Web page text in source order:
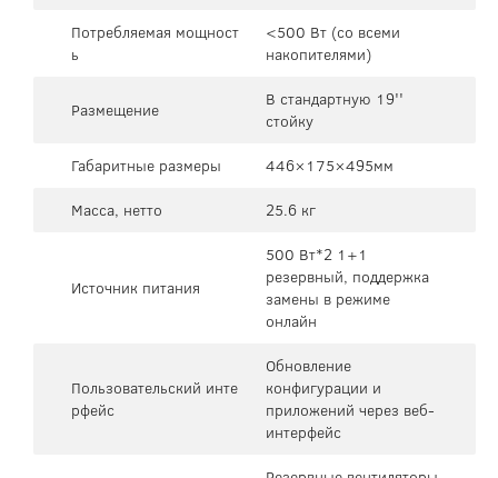
Потребляемая мощност
ь
<500 Вт (со всеми
накопителями)
Размещение
В стандартную 19''
стойку
Габаритные размеры
446×175×495мм
Масса, нетто
25.6 кг
Источник питания
500 Вт*2 1+1
резервный, поддержка
замены в режиме
онлайн
Пользовательский инте
рфейс
Обновление
конфигурации и
приложений через веб-
интерфейс